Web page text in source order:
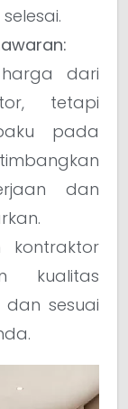
dari
tetapi
pada
dan
kontraktor
kualitas
sesuai